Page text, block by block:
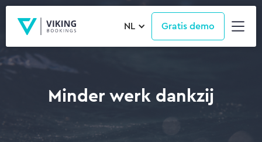
NL Gratis demo
Minder werk dankzij